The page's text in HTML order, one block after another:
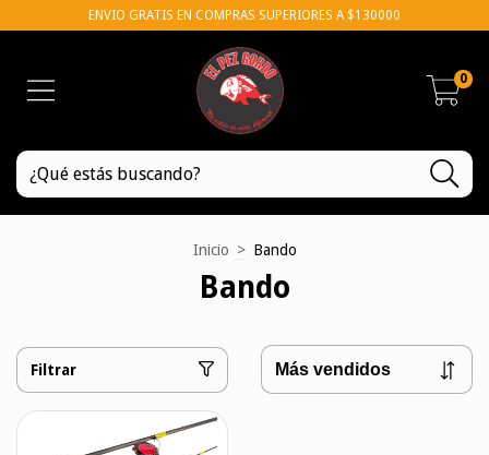
ENVIO GRATIS EN COMPRAS SUPERIORES A $130000
0
Inicio > Bando
Bando
Filtrar